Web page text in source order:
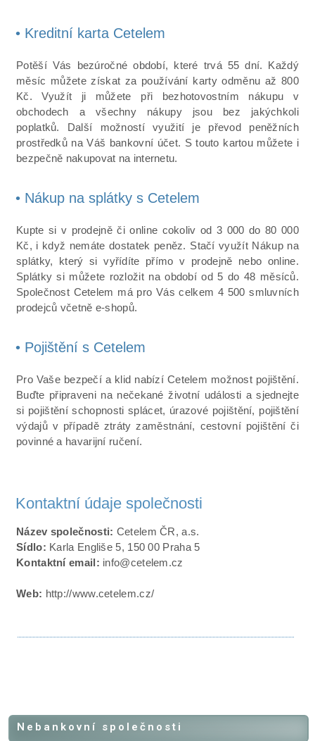
• Kreditní karta Cetelem
Potěší Vás bezúročné období, které trvá 55 dní. Každý
měsíc můžete získat za používání karty odměnu až 800
Kč. Využít ji můžete při bezhotovostním nákupu v
obchodech a všechny nákupy jsou bez jakýchkoli
poplatků. Další možností využití je převod peněžních
prostředků na Váš bankovní účet. S touto kartou můžete i
bezpečně nakupovat na internetu.
• Nákup na splátky s Cetelem
Kupte si v prodejně či online cokoliv od 3 000 do 80 000
Kč, i když nemáte dostatek peněz. Stačí využít Nákup na
splátky, který si vyřídíte přímo v prodejně nebo online.
Splátky si můžete rozložit na období od 5 do 48 měsíců.
Společnost Cetelem má pro Vás celkem 4 500 smluvních
prodejců včetně e-shopů.
• Pojištění s Cetelem
Pro Vaše bezpečí a klid nabízí Cetelem možnost pojištění.
Buďte připraveni na nečekané životní události a sjednejte
si pojištění schopnosti splácet, úrazové pojištění, pojištění
výdajů v případě ztráty zaměstnání, cestovní pojištění či
povinné a havarijní ručení.
Kontaktní údaje společnosti
Název společnosti: Cetelem ČR, a.s.
Sídlo: Karla Engliše 5, 150 00 Praha 5
Kontaktní email: info@cetelem.cz
Web: http://www.cetelem.cz/
Nebankovní společnosti